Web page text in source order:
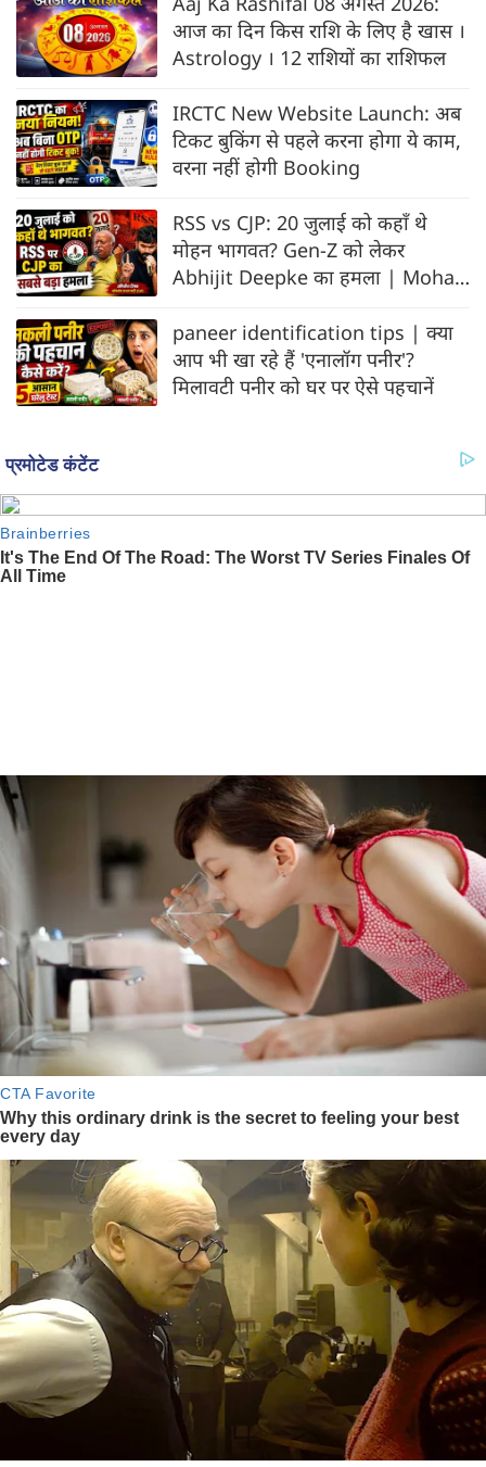
आज का दिन किस राशि के लिए है खास ।
Astrology । 12 राशियों का राशिफल
IRCTC New Website Launch: अब
टिकट बुकिंग से पहले करना होगा ये काम,
वरना नहीं होगी Booking
RSS vs CJP: 20 जुलाई को कहाँ थे
मोहन भागवत? Gen-Z को लेकर
Abhijit Deepke का हमला | Mohan
paneer identification tips | क्या
आप भी खा रहे हैं 'एनालॉग पनीर'?
मिलावटी पनीर को घर पर ऐसे पहचानें